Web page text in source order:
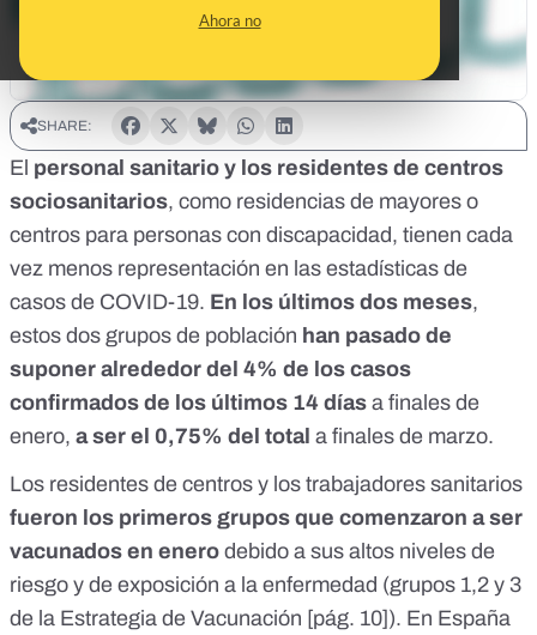
Ahora no
SHARE:
El personal sanitario y los residentes de centros
sociosanitarios, como residencias de mayores o
centros para personas con discapacidad, tienen cada
vez menos representación en las estadísticas de
casos de COVID-19. En los últimos dos meses,
estos dos grupos de población han pasado de
suponer alrededor del 4% de los casos
confirmados de los últimos 14 días a finales de
enero, a ser el 0,75% del total a finales de marzo.
Los residentes de centros y los trabajadores sanitarios
fueron los primeros grupos que comenzaron a ser
vacunados en enero debido a sus altos niveles de
riesgo y de exposición a la enfermedad (grupos 1,2 y 3
de la Estrategia de Vacunación [pág. 10]). En España